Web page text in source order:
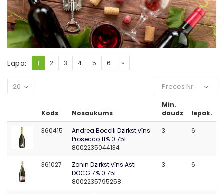
Lapa: 1 2 3 4 5 6 »
Preces Nr.
20
Kods Nosaukums
Min.
daudz
Iepak.
360415
Andrea Bocelli Dzirkst.vīns
Prosecco 11% 0.75l
8002235044134
3 6
361027
Zonin Dzirkst.vīns Asti
DOCG 7% 0.75l
8002235795258
3 6